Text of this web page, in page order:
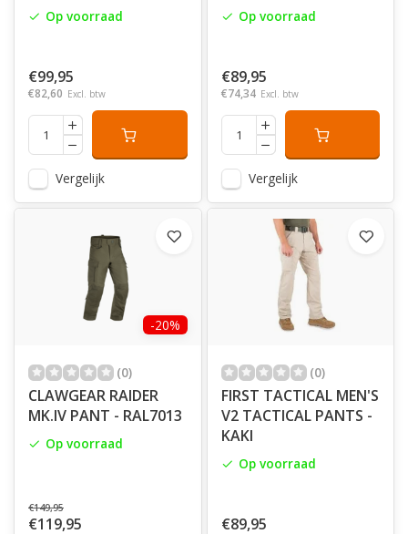
Op voorraad
€99,95
€82,60 Excl. btw
Vergelijk
Op voorraad
€89,95
€74,34 Excl. btw
Vergelijk
-20%
(0)
CLAWGEAR RAIDER
MK.IV PANT - RAL7013
Op voorraad
€149,95
€119,95
(0)
FIRST TACTICAL MEN'S
V2 TACTICAL PANTS -
KAKI
Op voorraad
€89,95